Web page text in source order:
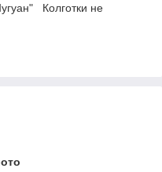
Колготки не